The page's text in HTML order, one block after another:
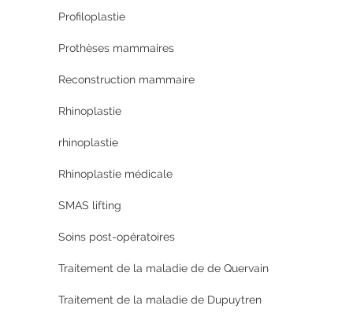
Profiloplastie
Prothèses mammaires
Reconstruction mammaire
Rhinoplastie
rhinoplastie
Rhinoplastie médicale
SMAS lifting
Soins post-opératoires
Traitement de la maladie de de Quervain
Traitement de la maladie de Dupuytren